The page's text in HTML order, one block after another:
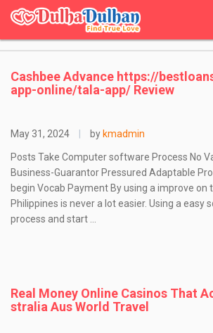
Cashbee Advance https://
app-online/tala-app/ Review
May 31, 2024 by kmadmin
Posts Take Computer software Process No
Business-Guarantor Pressured Adaptable
begin Vocab Payment By using a improve on
Philippines is never a lot easier. Using a easy
process and start …
Real Money Online Casinos That
stralia Aus World Travel